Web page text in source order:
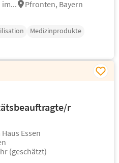
im...
Pfronten, Bayern
Medizinprodukte
r
Essen
(geschätzt)